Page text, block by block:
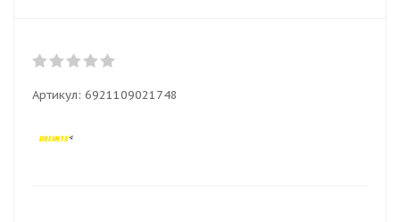
Артикул: 6921109021748